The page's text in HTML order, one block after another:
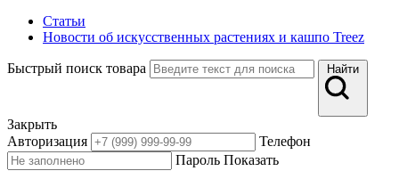
Статьи
Новости об искусственных растениях и кашпо Treez
Быстрый поиск товара Найти
Закрыть
Авторизация
Телефон
Пароль Показать